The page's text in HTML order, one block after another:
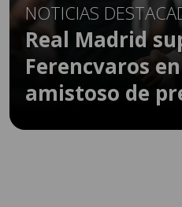
NOTICIAS
Real Madrid
Ferencvaros
amistoso de